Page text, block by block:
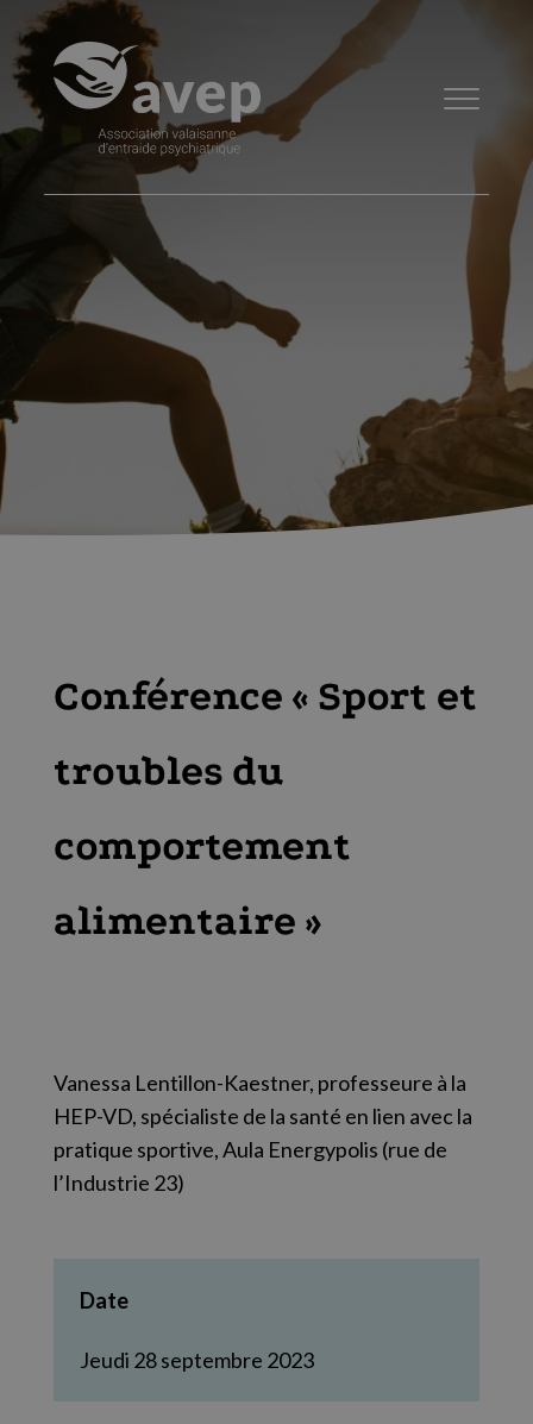
Conférence « Sport et
troubles du
comportement
alimentaire »
Vanessa Lentillon-Kaestner, professeure à la
HEP-VD, spécialiste de la santé en lien avec la
pratique sportive, Aula Energypolis (rue de
l’Industrie 23)
Date
Jeudi 28 septembre 2023